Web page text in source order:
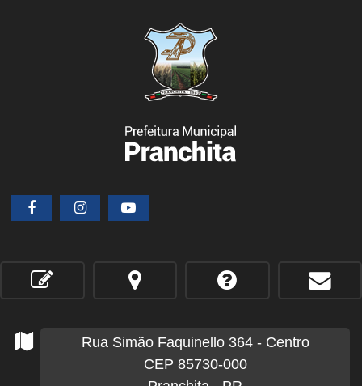
Rua Simão Faquinello 364 - Centro
CEP 85730-000